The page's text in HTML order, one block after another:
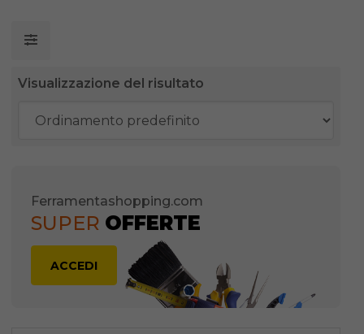
Visualizzazione del risultato
Ferramentashopping.com
SUPER OFFERTE
ACCEDI